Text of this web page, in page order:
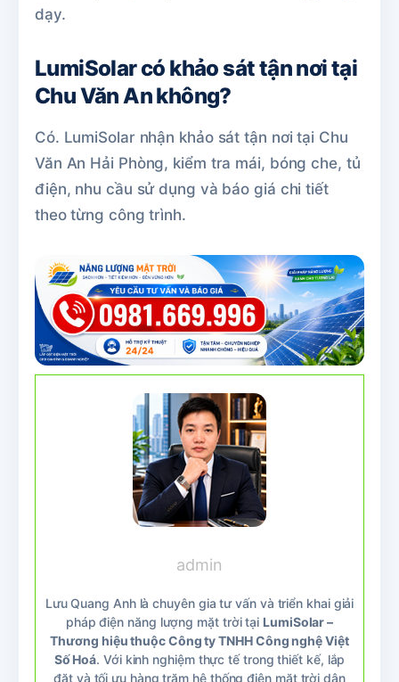
dạy.
LumiSolar có khảo sát tận nơi tại
Chu Văn An không?
Có. LumiSolar nhận khảo sát tận nơi tại Chu
Văn An Hải Phòng, kiểm tra mái, bóng che, tủ
điện, nhu cầu sử dụng và báo giá chi tiết
theo từng công trình.
admin
Lưu Quang Anh là chuyên gia tư vấn và triển khai giải
pháp điện năng lượng mặt trời tại LumiSolar –
Thương hiệu thuộc Công ty TNHH Công nghệ Việt
Số Hoá. Với kinh nghiệm thực tế trong thiết kế, lắp
đặt và tối ưu hàng trăm hệ thống điện mặt trời dân